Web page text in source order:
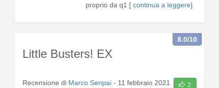
proprio da q1 [ continua a leggere]
Little Busters! EX
8.0/10
Recensione di Marco Senpai - 11 febbraio 2021 2